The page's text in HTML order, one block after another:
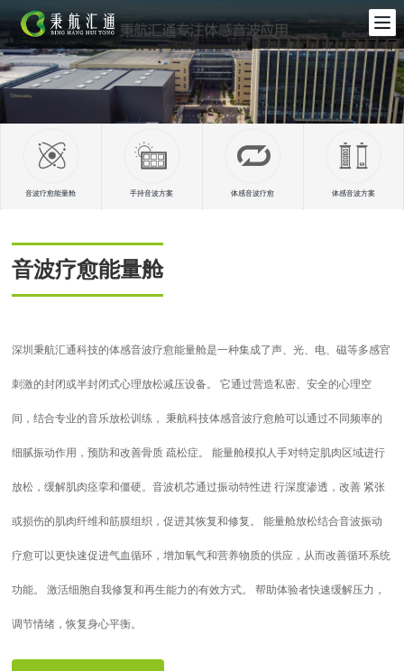
音波疗愈能量舱 手持音波方案 体感音波疗愈 体感音波方案
音波疗愈能量舱
深圳秉航汇通科技的体感音波疗愈能量舱是一种集成了声、光、电、磁等多感官
刺激的封闭或半封闭式心理放松减压设备。 它通过营造私密、安全的心理空
间，结合专业的音乐放松训练， 秉航科技体感音波疗愈舱可以通过不同频率的
细腻振动作用，预防和改善骨质 疏松症。 能量舱模拟人手对特定肌肉区域进行
放松，缓解肌肉痉挛和僵硬。音波机芯通过振动特性进 行深度渗透，改善 紧张
或损伤的肌肉纤维和筋膜组织，促进其恢复和修复。 能量舱放松结合音波振动
疗愈可以更快速促进气血循环，增加氧气和营养物质的供应，从而改善循环系统
功能。 激活细胞自我修复和再生能力的有效方式。 帮助体验者快速缓解压力，
调节情绪，恢复身心平衡。